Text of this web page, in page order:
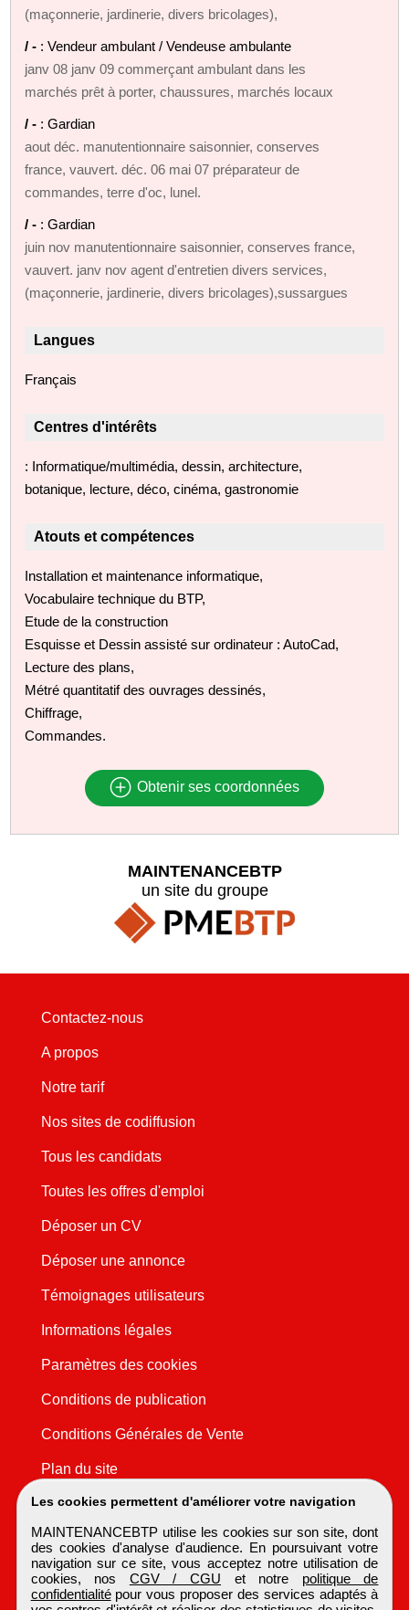
(maçonnerie, jardinerie, divers bricolages),
/ - : Vendeur ambulant / Vendeuse ambulante
janv 08 janv 09 commerçant ambulant dans les
marchés prêt à porter, chaussures, marchés locaux
/ - : Gardian
aout déc. manutentionnaire saisonnier, conserves
france, vauvert. déc. 06 mai 07 préparateur de
commandes, terre d'oc, lunel.
/ - : Gardian
juin nov manutentionnaire saisonnier, conserves france,
vauvert. janv nov agent d'entretien divers services,
(maçonnerie, jardinerie, divers bricolages),sussargues
Langues
Français
Centres d'intérêts
: Informatique/multimédia, dessin, architecture,
botanique, lecture, déco, cinéma, gastronomie
Atouts et compétences
Installation et maintenance informatique,
Vocabulaire technique du BTP,
Etude de la construction
Esquisse et Dessin assisté sur ordinateur : AutoCad,
Lecture des plans,
Métré quantitatif des ouvrages dessinés,
Chiffrage,
Commandes.
Obtenir ses coordonnées
Les cookies permettent d'améliorer votre navigation
MAINTENANCEBTP utilise les cookies sur son site, dont
des cookies d'analyse d'audience. En poursuivant votre
navigation sur ce site, vous acceptez notre utilisation de
cookies, nos CGV / CGU et notre politique de
confidentialitépour vous proposer des services adaptés à
MAINTENANCEBTP
un site du groupe
Contactez-nous
A propos
Notre tarif
Nos sites de codiffusion
Tous les candidats
Toutes les offres d'emploi
Déposer un CV
Déposer une annonce
Témoignages utilisateurs
Informations légales
Paramètres des cookies
Conditions de publication
Conditions Générales de Vente
Plan du site